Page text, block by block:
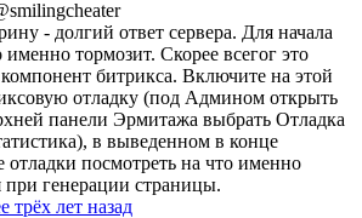
- долгий ответ сервера. Для начала
тормозит. Скорее всегог это
компонент битрикса. Включите на этой
отладку (под Админом открыть
панели Эрмитажа выбрать Отладка
в выведенном в конце
отладки посмотреть на что именно
при генерации страницы.
трёх лет назад